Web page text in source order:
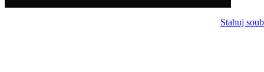
Stahuj